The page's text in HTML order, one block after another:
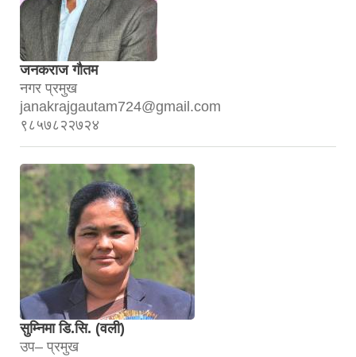
जनकराज गौतम
नगर प्रमुख
janakrajgautam724@gmail.com
९८५७८२२७२४
सुम्निमा डि.सि. (वली)
उप– प्रमुख